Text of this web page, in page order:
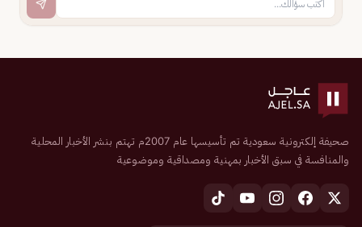
صحيفة إلكترونية سعودية تم تأسيسها عام 2007م تهتم بنشر الأخبار المحلية
والمنافسة في سبق الأخبار بمهنية ومصداقية وموضوعية